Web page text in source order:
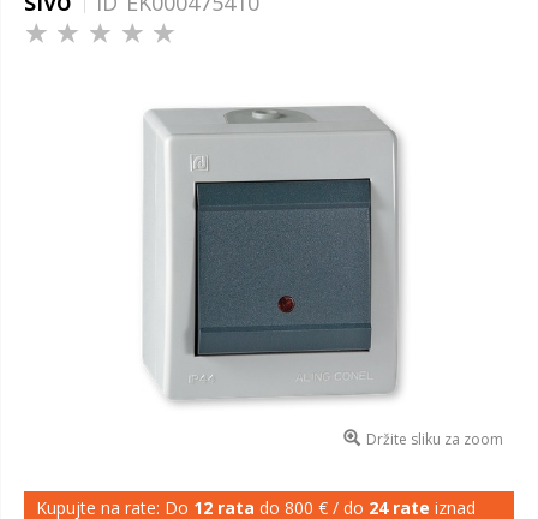
Držite sliku za zoom
Kupujte na rate: Do 12 rata do 800 € / do 24 rate iznad